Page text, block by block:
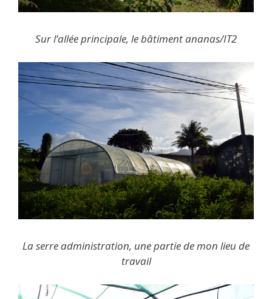
Sur l’allée principale, le bâtiment ananas/IT2
La serre administration, une partie de mon lieu de
travail